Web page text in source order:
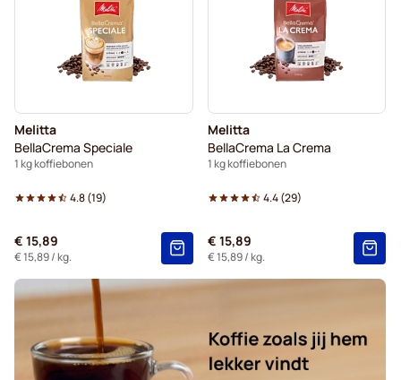
Tonino Lamborghini - Koffiebonen
Gimoka - Koffiebonen Kaffekapslen koffiebonen
Melitta
BellaCrema Speciale
1 kg koffiebonen
4.8(19)
€ 15,89
€ 15,89/ kg.
Melitta
BellaCrema La Crema
1 kg koffiebonen
4.4(29)
€ 15,89
€ 15,89/ kg.